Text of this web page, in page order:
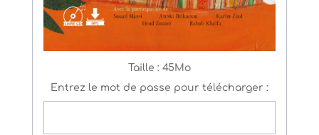
Taille : 45Mo
Entrez le mot de passe pour télécharger :